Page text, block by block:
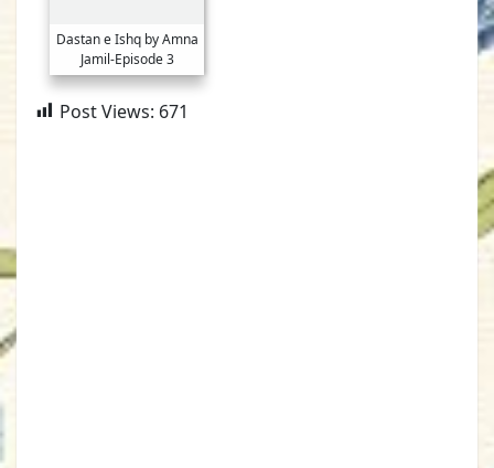
Dastan e Ishq by Amna
Jamil-Episode 3
Post Views: 671